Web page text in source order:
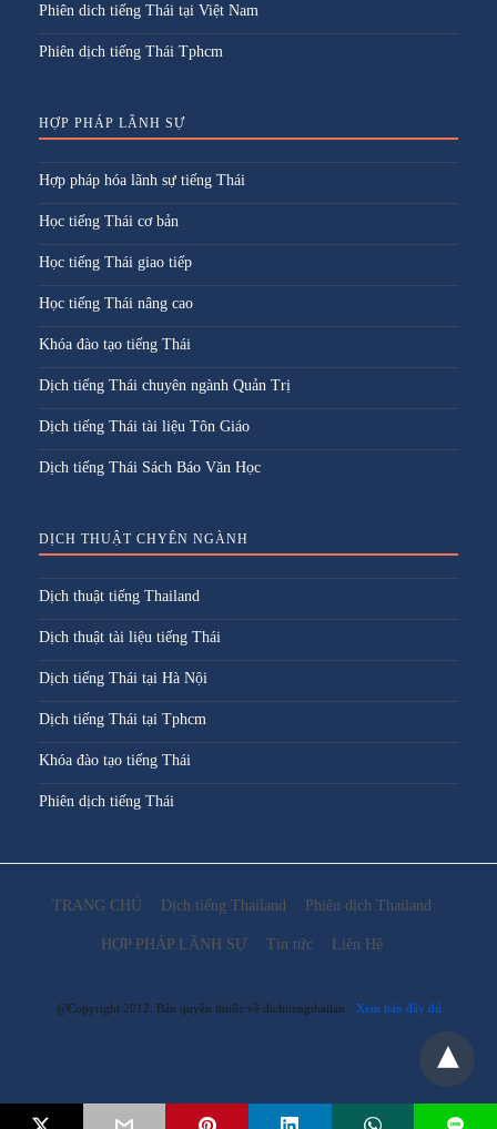
Phiên dich tiếng Thái tại Việt Nam
Phiên dịch tiếng Thái Tphcm
HỢP PHÁP LÃNH SỰ
Hợp pháp hóa lãnh sự tiếng Thái
Học tiếng Thái cơ bản
Học tiếng Thái giao tiếp
Học tiếng Thái nâng cao
Khóa đào tạo tiếng Thái
Dịch tiếng Thái chuyên ngành Quản Trị
Dịch tiếng Thái tài liệu Tôn Giáo
Dịch tiếng Thái Sách Báo Văn Học
DỊCH THUẬT CHYÊN NGÀNH
Dịch thuật tiếng Thailand
Dịch thuật tài liệu tiếng Thái
Dịch tiếng Thái tại Hà Nội
Dịch tiếng Thái tại Tphcm
Khóa đào tạo tiếng Thái
Phiên dịch tiếng Thái
TRANG CHỦ Dịch tiếng Thailand Phiên dịch Thailand
HỢP PHÁP LÃNH SỰ Tin tức Liên Hệ
@Copyright 2012. Bản quyền thuộc về dichtiengthailan Xem bản đầy đủ